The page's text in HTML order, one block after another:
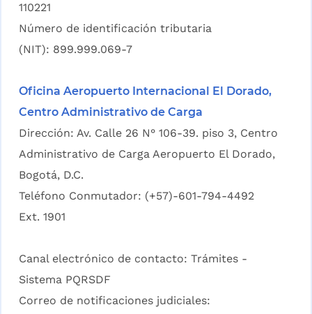
110221
Número de identificación tributaria
(NIT): 899.999.069-7
Oficina Aeropuerto Internacional El Dorado,
Centro Administrativo de Carga
Dirección: Av. Calle 26 N° 106-39. piso 3, Centro
Administrativo de Carga Aeropuerto El Dorado,
Bogotá, D.C.
Teléfono Conmutador: (+57)-601-794-4492
Ext. 1901
Canal electrónico de contacto: Trámites -
Sistema PQRSDF
Correo de notificaciones judiciales: